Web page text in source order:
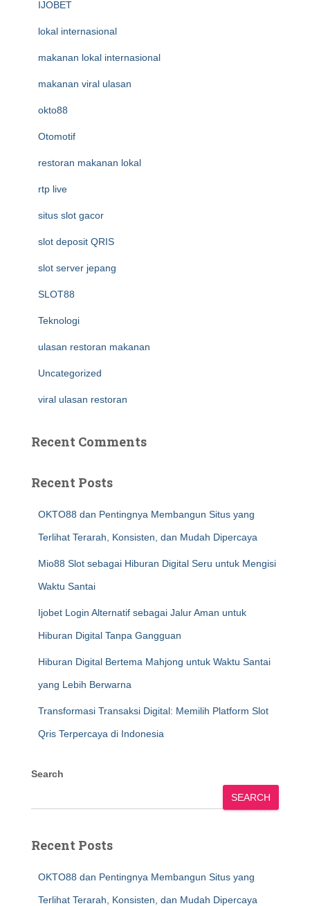
IJOBET
lokal internasional
makanan lokal internasional
makanan viral ulasan
okto88
Otomotif
restoran makanan lokal
rtp live
situs slot gacor
slot deposit QRIS
slot server jepang
SLOT88
Teknologi
ulasan restoran makanan
Uncategorized
viral ulasan restoran
Recent Comments
Recent Posts
OKTO88 dan Pentingnya Membangun Situs yang
Terlihat Terarah, Konsisten, dan Mudah Dipercaya
Mio88 Slot sebagai Hiburan Digital Seru untuk Mengisi
Waktu Santai
Ijobet Login Alternatif sebagai Jalur Aman untuk
Hiburan Digital Tanpa Gangguan
Hiburan Digital Bertema Mahjong untuk Waktu Santai
yang Lebih Berwarna
Transformasi Transaksi Digital: Memilih Platform Slot
Qris Terpercaya di Indonesia
Search
SEARCH
Recent Posts
OKTO88 dan Pentingnya Membangun Situs yang
Terlihat Terarah, Konsisten, dan Mudah Dipercaya